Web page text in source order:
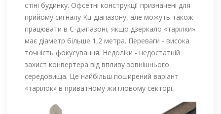
стіні будинку. Офсетні конструкції призначені для
прийому сигналу Ku-діапазону, але можуть також
працювати в С-діапазоні, якщо дзеркало «тарілки»
має діаметр більше 1,2 метра. Переваги - висока
точність фокусування. Недоліки - недостатній
захист конвертера від впливу зовнішнього
середовища. Це найбільш поширений варіант
«тарілок» в приватному житловому секторі.